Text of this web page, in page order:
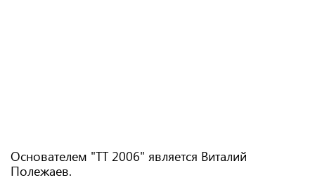
Основателем "ТТ 2006" является Виталий
Полежаев.